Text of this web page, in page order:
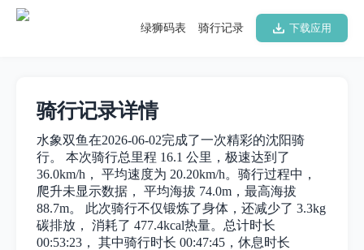
下载应用
骑行记录
绿狮码表
骑行记录详情
水象双鱼在2026-06-02完成了一次精彩的沈阳骑
行。 本次骑行总里程 16.1 公里，极速达到了
36.0km/h， 平均速度为 20.20km/h。骑行过程中，
爬升未显示数据， 平均海拔 74.0m，最高海拔
88.7m。 此次骑行不仅锻炼了身体，还减少了 3.3kg
碳排放， 消耗了 477.4kcal热量。总计时长
00:53:23， 其中骑行时长 00:47:45，休息时长